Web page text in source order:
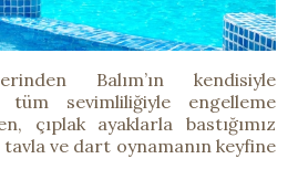
Balım’ın kendisiyle
sevimliliğiyle engelleme
çıplak ayaklarla bastığımız
ve dart oynamanın keyfine